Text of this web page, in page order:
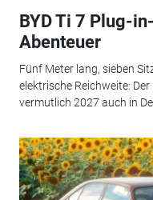
BYD Ti 7 Plug-
Abenteuer
Fünf Meter lang, sieben
elektrische Reichweite:
vermutlich 2027 auch in